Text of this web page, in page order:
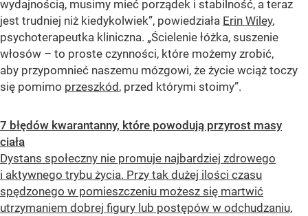
wydajnością, musimy mieć porządek i stabilność, a teraz
jest trudniej niż kiedykolwiek”, powiedziała Erin Wiley,
psychoterapeutka kliniczna. „Ścielenie łóżka, suszenie
włosów – to proste czynności, które możemy zrobić,
aby przypomnieć naszemu mózgowi, że życie wciąż toczy
się pomimo przeszkód , przed którymi stoimy”.
7 błędów kwarantanny, które powodują przyrost masy
ciała
Dystans społeczny nie promuje najbardziej zdrowego
i aktywnego trybu życia. Przy tak dużej ilości czasu
spędzonego w pomieszczeniu możesz się martwić
utrzymaniem dobrej figury lub postępów w odchudzaniu,